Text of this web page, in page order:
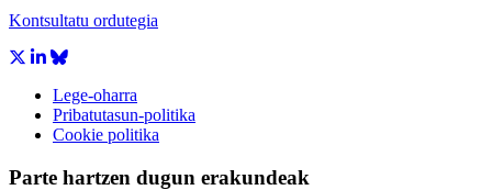
Kontsultatu ordutegia
Lege-oharra
Pribatutasun-politika
Cookie politika
Parte hartzen dugun erakundeak